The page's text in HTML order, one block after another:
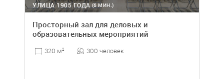
(6 МИН.)
УЛИЦА 1905 ГОДА
Просторный зал для деловых и
образовательных мероприятий
320 м2 300 человек